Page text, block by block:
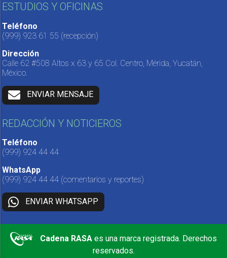
ESTUDIOS Y OFICINAS
Teléfono
(999) 923 61 55 (recepción)
Dirección
Calle 62 #508 Altos x 63 y 65 Col. Centro, Mérida, Yucatán,
México.
ENVIAR MENSAJE
REDACCIÓN Y NOTICIEROS
Teléfono
(999) 924 44 44
WhatsApp
(999) 924 44 44 (comentarios y reportes)
ENVIAR WHATSAPP
Cadena RASA es una marca registrada. Derechos
reservados.